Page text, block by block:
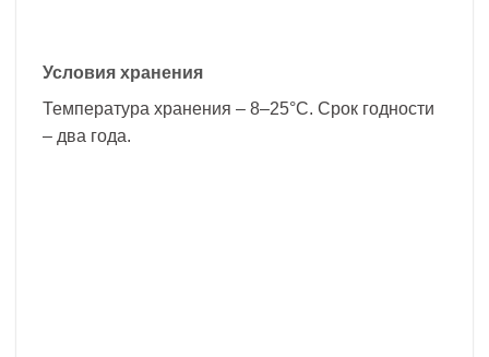
Условия хранения
Температура хранения – 8–25°С. Срок годности
– два года.